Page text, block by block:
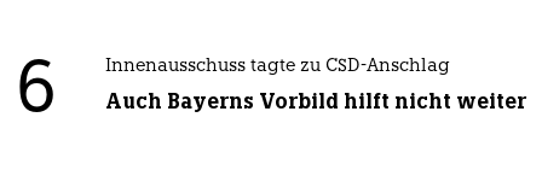
6 Innenausschuss tagte zu CSD-Anschlag
Auch Bayerns Vorbild hilft nicht weiter